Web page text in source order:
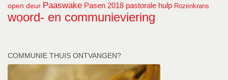
open deur Paaswake Pasen 2018 pastorale hulp Rozenkrans
woord- en communieviering
COMMUNIE THUIS ONTVANGEN?